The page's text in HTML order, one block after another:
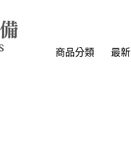
商品分類 最